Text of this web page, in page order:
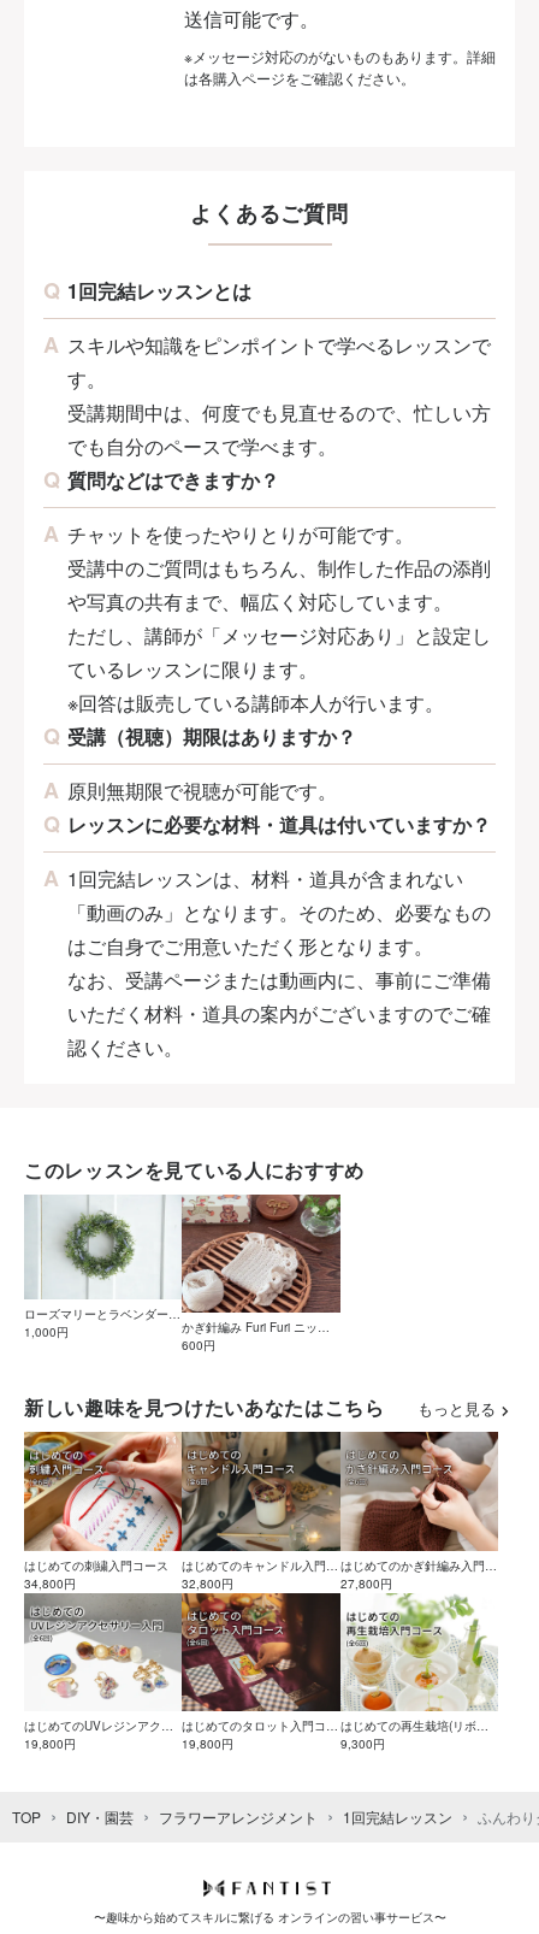
送信可能です。
※メッセージ対応のがないものもあります。詳細
は各購入ページをご確認ください。
よくあるご質問
1回完結レッスンとは
スキルや知識をピンポイントで学べるレッスンで
す。
受講期間中は、何度でも見直せるので、忙しい方
でも自分のペースで学べます。
質問などはできますか？
チャットを使ったやりとりが可能です。
受講中のご質問はもちろん、制作した作品の添削
や写真の共有まで、幅広く対応しています。
ただし、講師が「メッセージ対応あり」と設定し
ているレッスンに限ります。
※回答は販売している講師本人が行います。
受講（視聴）期限はありますか？
原則無期限で視聴が可能です。
レッスンに必要な材料・道具は付いていますか？
1回完結レッスンは、材料・道具が含まれない
「動画のみ」となります。そのため、必要なもの
はご自身でご用意いただく形となります。
なお、受講ページまたは動画内に、事前にご準備
いただく材料・道具の案内がございますのでご確
認ください。
このレッスンを見ている人におすすめ
ローズマリーとラベンダーの
爽やかリースの作り方
1,000円
かぎ針編み Furi Furi ニッタ
オルの作り方【PDF編み図
600円
新しい趣味を見つけたいあなたはこちら もっと見る
はじめての刺繍入門コース
34,800円
はじめてのキャンドル入門コ
ース
32,800円
はじめてのかぎ針編み入門コ
ース
27,800円
はじめてのUVレジンアクセ
サリー入門コース
19,800円
はじめてのタロット入門コー
ス
19,800円
はじめての再生栽培(リボベ
ジ)入門コース
9,300円
TOP DIY・園芸 フラワーアレンジメント 1回完結レッスン ふんわ
〜趣味から始めてスキルに繋げる オンラインの習い事サービス〜